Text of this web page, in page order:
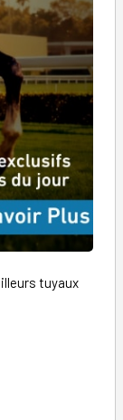
tuyaux